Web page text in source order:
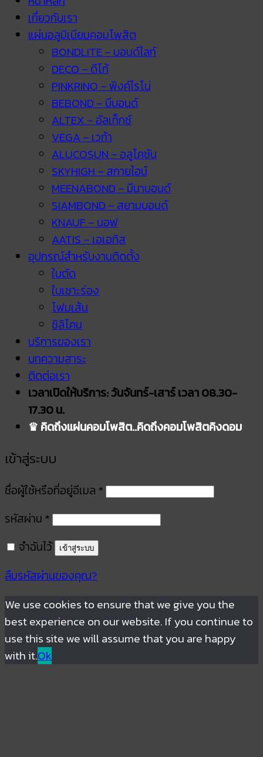
เกี่ยวกับเรา
แผ่นอลูมิเนียมคอมโพสิต
BONDLITE – บอนด์ไลท์
DECO – ดีโก้
PINKRINO – พิงค์ไรโน่
BEBOND – บีบอนด์
ALTEX – อัลเท็กซ์
VEGA – เวก้า
ALUCOSUN – อลูโคซัน
SKYHIGH – สกายไฮน์
MEENABOND – มีนาบอนด์
SIAMBOND – สยามบอนด์
KNAUF – นอฟ
AATIS – เอเอทิส
อุปกรณ์สำหรับงานติดตั้ง
ใบตัด
ใบเซาะร่อง
โฟมเส้น
ซิลิโคน
บริการของเรา
บทความสาระ
ติดต่อเรา
เวลาเปิดให้บริการ: วันจันทร์-เสาร์ เวลา 08.30-
17.30 น.
♛ คิดถึงแผ่นคอมโพสิต..คิดถึงคอมโพสิตคิงดอม
เข้าสู่ระบบ
ชื่อผู้ใช้หรือที่อยู่อีเมล *
รหัสผ่าน *
จำฉันไว้
เข้าสู่ระบบ
ลืมรหัสผ่านของคุณ?
We use cookies to ensure that we give you the
best experience on our website. If you continue to
use this site we will assume that you are happy
with it.Ok